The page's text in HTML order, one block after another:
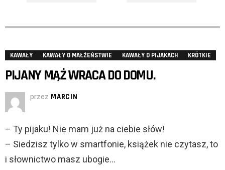
KAWAŁY KAWAŁY O MAŁŻEŃSTWIE KAWAŁY O PIJAKACH KRÓTKIE
PIJANY MĄŻ WRACA DO DOMU.
przez MARCIN
– Ty pijaku! Nie mam już na ciebie słów!
– Siedzisz tylko w smartfonie, książek nie czytasz, to
i słownictwo masz ubogie…